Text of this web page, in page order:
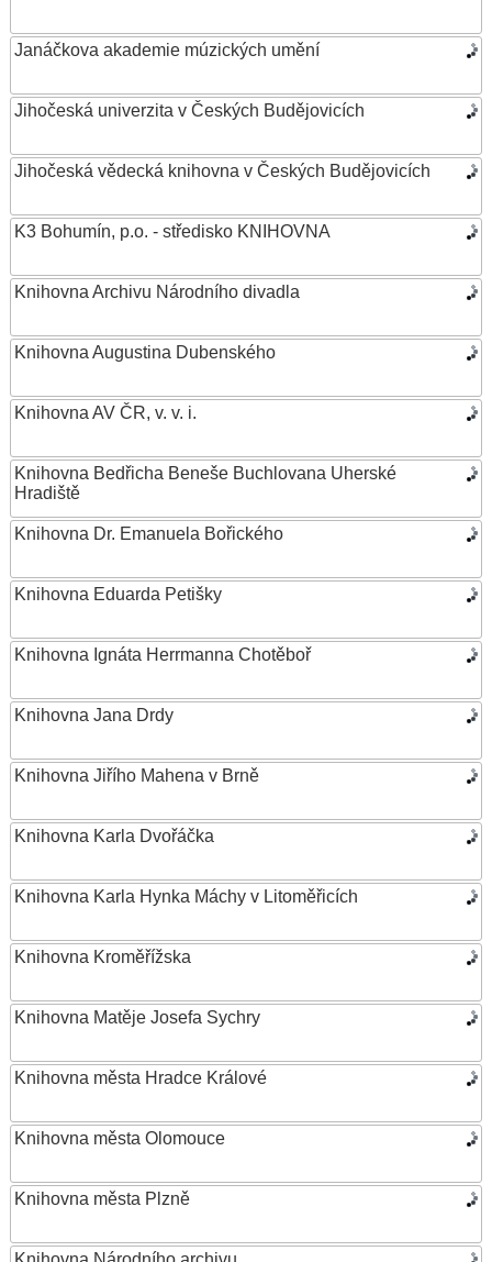
Janáčkova akademie múzických umění
Jihočeská univerzita v Českých Budějovicích
Jihočeská vědecká knihovna v Českých Budějovicích
K3 Bohumín, p.o. - středisko KNIHOVNA
Knihovna Archivu Národního divadla
Knihovna Augustina Dubenského
Knihovna AV ČR, v. v. i.
Knihovna Bedřicha Beneše Buchlovana Uherské
Hradiště
Knihovna Dr. Emanuela Bořického
Knihovna Eduarda Petišky
Knihovna Ignáta Herrmanna Chotěboř
Knihovna Jana Drdy
Knihovna Jiřího Mahena v Brně
Knihovna Karla Dvořáčka
Knihovna Karla Hynka Máchy v Litoměřicích
Knihovna Kroměřížska
Knihovna Matěje Josefa Sychry
Knihovna města Hradce Králové
Knihovna města Olomouce
Knihovna města Plzně